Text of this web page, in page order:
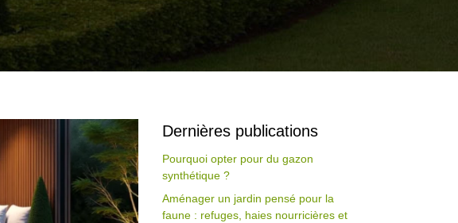
Dernières publications
Pourquoi opter pour du gazon
synthétique ?
Aménager un jardin pensé pour la
faune : refuges, haies nourricières et